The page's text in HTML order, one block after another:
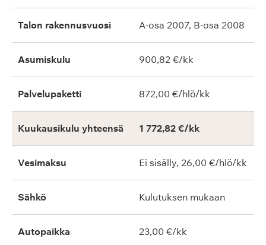
Talon rakennusvuosi A-osa 2007, B-osa 2008
Asumiskulu 900,82 €/kk
Palvelupaketti 872,00 €/hlö/kk
Kuukausikulu yhteensä 1 772,82 €/kk
Vesimaksu Ei sisälly, 26,00 €/hlö/kk
Sähkö Kulutuksen mukaan
Autopaikka 23,00 €/kk